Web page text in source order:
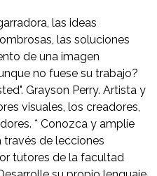
las ideas
las soluciones
de una imagen
no fuese su trabajo?
Grayson Perry. Artista y
visuales, los creadores,
* Conozca y amplíe
través de lecciones
tutores de la facultad